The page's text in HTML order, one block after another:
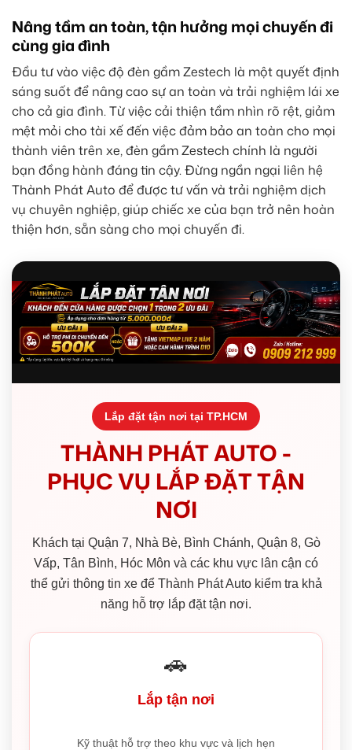
Nâng tầm an toàn, tận hưởng mọi chuyến đi
cùng gia đình
Đầu tư vào việc độ đèn gầm Zestech là một quyết định
sáng suốt để nâng cao sự an toàn và trải nghiệm lái xe
cho cả gia đình. Từ việc cải thiện tầm nhìn rõ rệt, giảm
mệt mỏi cho tài xế đến việc đảm bảo an toàn cho mọi
thành viên trên xe, đèn gầm Zestech chính là người
bạn đồng hành đáng tin cậy. Đừng ngần ngại liên hệ
Thành Phát Auto để được tư vấn và trải nghiệm dịch
vụ chuyên nghiệp, giúp chiếc xe của bạn trở nên hoàn
thiện hơn, sẵn sàng cho mọi chuyến đi.
Lắp đặt tận nơi tại TP.HCM
THÀNH PHÁT AUTO -
PHỤC VỤ LẮP ĐẶT TẬN
NƠI
Khách tại Quận 7, Nhà Bè, Bình Chánh, Quận 8, Gò
Vấp, Tân Bình, Hóc Môn và các khu vực lân cận có
thể gửi thông tin xe để Thành Phát Auto kiểm tra khả
năng hỗ trợ lắp đặt tận nơi.
🚗
Lắp tận nơi
Kỹ thuật hỗ trợ theo khu vực và lịch hẹn